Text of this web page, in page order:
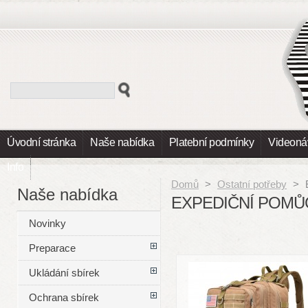
Úvodní stránka Naše nabídka Platební podmínky
Info
Domů > Ostatní potřeby >
EXPEDIČNÍ
Naše nabídka
Novinky
Preparace
Ukládání sbírek
Ochrana sbírek